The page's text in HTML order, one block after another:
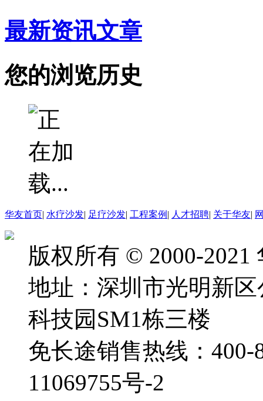
最新资讯文章
您的浏览历史
华友首页| 水疗沙发| 足疗沙发| 工程案例 | 人才招聘| 关于华友|
版权所有 © 2000-
地址：深圳市光明新
科技园SM1栋三楼
免长途销售热线：400-
11069755号-2